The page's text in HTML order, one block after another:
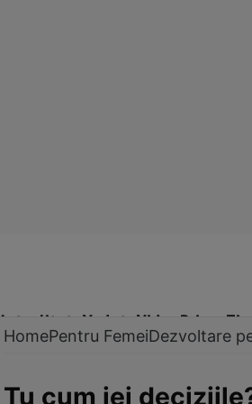
Actualitate Vedete Video Prime Time
HomePentru FemeiDezvoltare
Tu cum iei